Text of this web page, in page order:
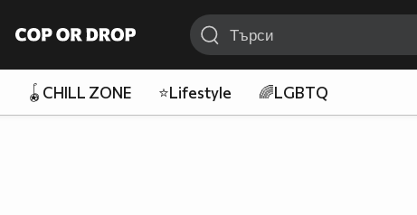
🪀CHILL ZONE ⭐Lifestyle 🌈LGBTQ